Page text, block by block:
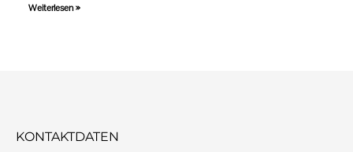
Weiterlesen »
KONTAKTDATEN